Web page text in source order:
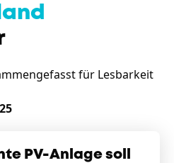
für Lesbarkeit
PV-Anlage soll